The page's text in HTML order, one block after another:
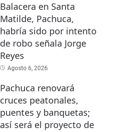
Balacera en Santa
Matilde, Pachuca,
habría sido por intento
de robo señala Jorge
Reyes
Agosto 6, 2026
Pachuca renovará
cruces peatonales,
puentes y banquetas;
así será el proyecto de